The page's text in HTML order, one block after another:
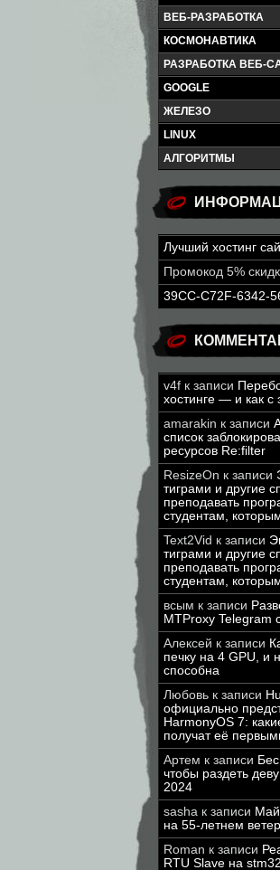
ВЕБ-РАЗРАБОТКА
КОСМОНАВТИКА
РАЗРАБОТКА ВЕБ-
GOOGLE
ЖЕЛЕЗО
LINUX
АЛГОРИТМЫ
Лучший хостинг
Промокод 5%
39CC-C72F-6342-
v4f к записи
хостинге — и как с
amarakin к записи
список
ресурсов Re:filter
ResizeOn к записи
тиграми и другие
преподавать
студентам,
Text2Vid к записи
тиграми и другие
преподавать
студентам,
всым к записи
MTProxy Telegram
Алексей к записи
печку на 4 GPU, и
способна
Любовь к записи
официально
HarmonyOS 7:
получат её
Артем к записи
чтобы раздеть
2024
sasha к записи
на 55-летнем
Roman к записи
RTU Slave на stm32